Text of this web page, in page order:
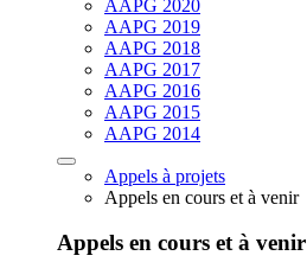
AAPG 2020
AAPG 2019
AAPG 2018
AAPG 2017
AAPG 2016
AAPG 2015
AAPG 2014
Appels à projets
Appels en cours et à venir
Appels en cours et à venir